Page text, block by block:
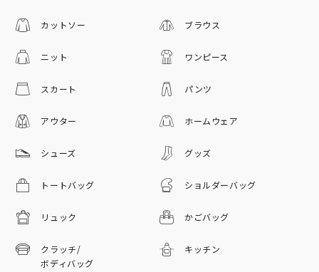
カットソー ブラウス
ニット ワンピース
スカート パンツ
アウター ホームウェア
シューズ グッズ
トートバッグ ショルダーバッグ
リュック かごバッグ
クラッチ/
ボディバッグ
キッチン